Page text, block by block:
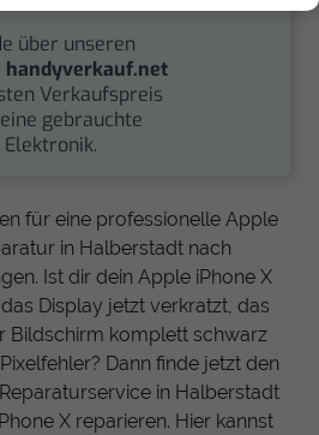
über unseren
handyverkauf.net
Verkaufspreis
gebrauchte
Elektronik.
für eine professionelle Apple
in Halberstadt nach
Ist dir dein Apple iPhone X
Display jetzt verkratzt, das
Bildschirm komplett schwarz
Dann finde jetzt den
in Halberstadt
X reparieren. Hier kannst